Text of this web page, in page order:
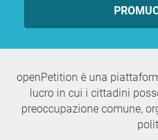
openPetition è una
lucro in cui i cittadini
preoccupazione comune,